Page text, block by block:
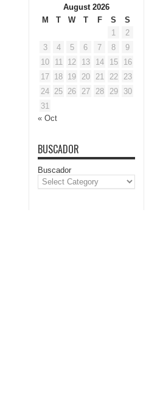
August 2026
M
T W T F S
S
1
2
3
4 5 6 7 8
9
10
11 12 13 14 15
16
17 18 19 20 21 22
23
24 25 26 27 28 29
30
31
« Oct
BUSCADOR
Buscador